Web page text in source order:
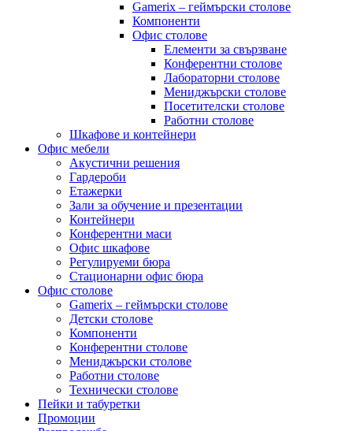
Gamerix – геймърски столове
Компоненти
Офис столове
Елементи за свързване
Конферентни столове
Лабораторни столове
Мениджърски столове
Посетителски столове
Работни столове
Шкафове и контейнери
Офис мебели
Акустични решения
Гардероби
Етажерки
Зали за обучение и презентации
Контейнери
Конферентни маси
Офис шкафове
Регулируеми бюра
Стационарни офис бюра
Офис столове
Gamerix – геймърски столове
Детски столове
Компоненти
Конферентни столове
Мениджърски столове
Работни столове
Технически столове
Пейки и табуретки
Промоции